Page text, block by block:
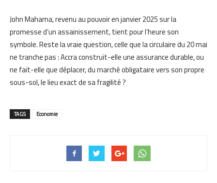
John Mahama, revenu au pouvoir en janvier 2025 sur la
promesse d’un assainissement, tient pour l’heure son
symbole. Reste la vraie question, celle que la circulaire du 20 mai
ne tranche pas : Accra construit-elle une assurance durable, ou
ne fait-elle que déplacer, du marché obligataire vers son propre
sous-sol, le lieu exact de sa fragilité ?
TAGS Economie